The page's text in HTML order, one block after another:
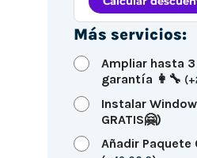
Más servicios:
Ampliar hasta
garantía 👩‍🔧 (+
Instalar
GRATIS🤗)
Añadir Paquete